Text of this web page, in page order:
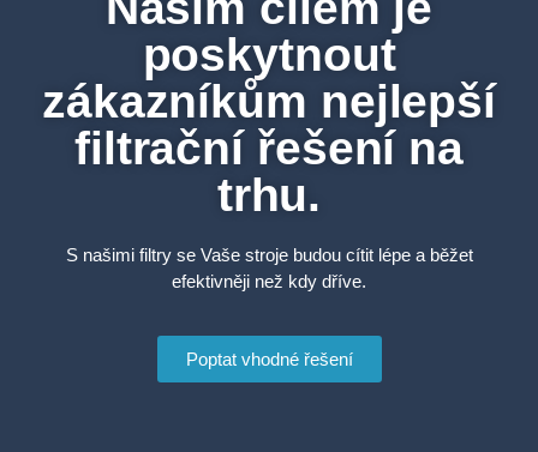
poskytnout
zákazníkům nejlepší
filtrační řešení na
trhu.
S našimi filtry se Vaše stroje budou cítit lépe a běžet
efektivněji než kdy dříve.
Poptat vhodné řešení